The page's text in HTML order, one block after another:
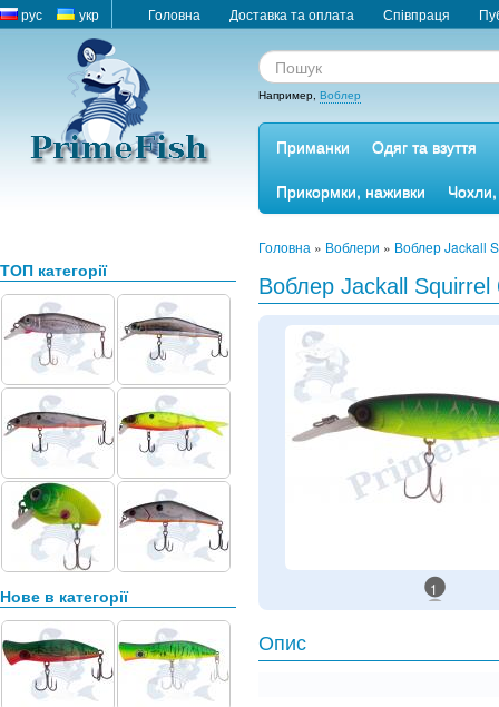
рус укр Головна Доставка та оплата Співпраця
Например, Воблер
Приманки
Одяг та взуття
Прикормки, наживки
ТОП категорії
Нове в категорії
Головна » Воблери » Воблер Jackall
Воблер Jackall Squirrel
1
Опис